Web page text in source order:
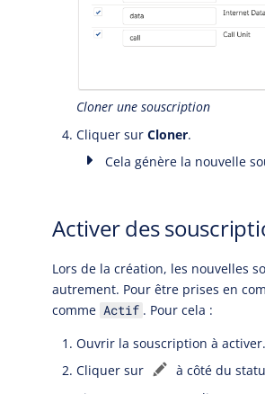
Cloner une souscription
Cliquer sur Cloner.
Cela génère la nouvelle
Activer des
Lors de la création, les nouvelles
autrement. Pour être prises en
comme Actif . Pour cela :
Ouvrir la souscription à activer.
Cliquer sur
à côté du